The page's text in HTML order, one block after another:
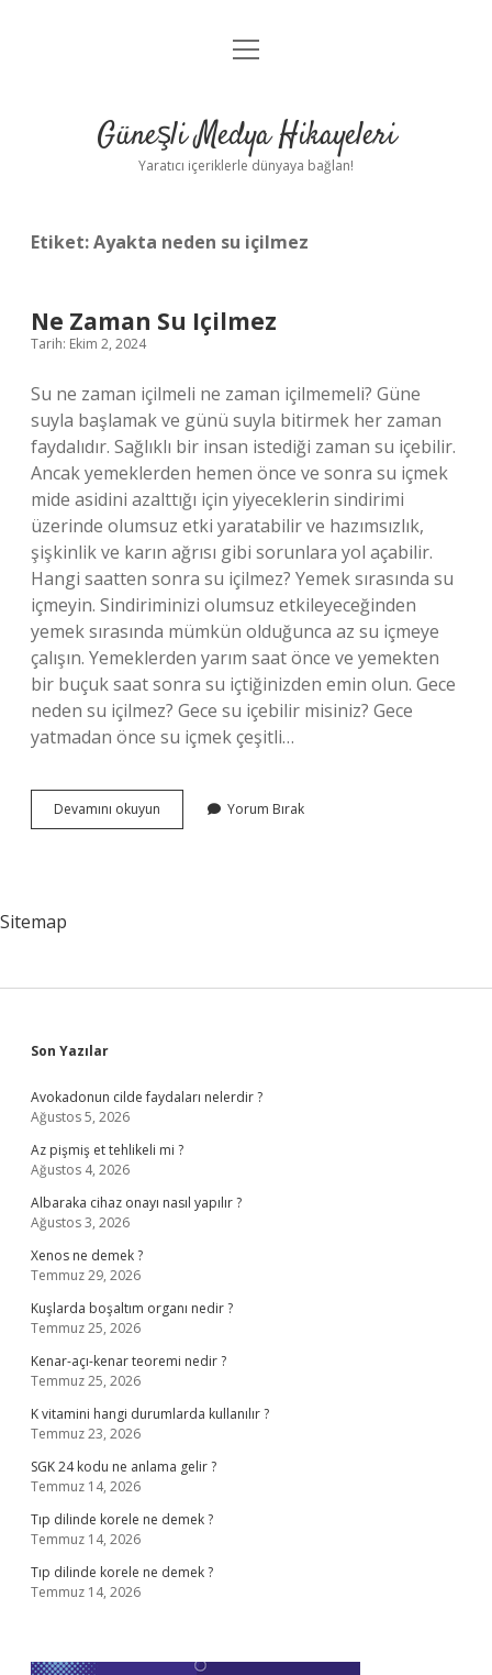
Anasayfa
Yasal Uyarı
menüyü
Güneşli Medya Hikayeleri
Yaratıcı içeriklerle dünyaya bağlan!
Etiket:Ayakta neden su içilmez
Ne Zaman Su Içilmez
Tarih: Ekim 2, 2024
Su ne zaman içilmeli ne zaman içilmemeli? Güne
suyla başlamak ve günü suyla bitirmek her zaman
faydalıdır. Sağlıklı bir insan istediği zaman su içebilir.
Ancak yemeklerden hemen önce ve sonra su içmek
mide asidini azalttığı için yiyeceklerin sindirimi
üzerinde olumsuz etki yaratabilir ve hazımsızlık,
şişkinlik ve karın ağrısı gibi sorunlara yol açabilir.
Hangi saatten sonra su içilmez? Yemek sırasında su
içmeyin. Sindiriminizi olumsuz etkileyeceğinden
yemek sırasında mümkün olduğunca az su içmeye
çalışın. Yemeklerden yarım saat önce ve yemekten
bir buçuk saat sonra su içtiğinizden emin olun. Gece
neden su içilmez? Gece su içebilir misiniz? Gece
yatmadan önce su içmek çeşitli…
Devamını okuyun
Zaman
Yorum Bırak
Sitemap
Sidebar
Son Yazılar
Avokadonun cilde faydaları nelerdir ?
Ağustos 5, 2026
Az pişmiş et tehlikeli mi ?
Ağustos 4, 2026
Albaraka cihaz onayı nasıl yapılır ?
Ağustos 3, 2026
Xenos ne demek ?
Temmuz 29, 2026
Kuşlarda boşaltım organı nedir ?
Temmuz 25, 2026
Kenar-açı-kenar teoremi nedir ?
Temmuz 25, 2026
K vitamini hangi durumlarda kullanılır ?
Temmuz 23, 2026
SGK 24 kodu ne anlama gelir ?
Temmuz 14, 2026
Tıp dilinde korele ne demek ?
Temmuz 14, 2026
Tıp dilinde korele ne demek ?
Temmuz 14, 2026